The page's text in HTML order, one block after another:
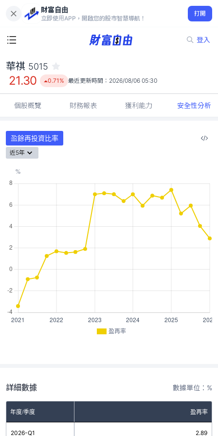
財富自由
立即使用APP，開啟您的股市智慧導航！
打開
登入
21.30
0.71%
華祺 5015
21.30 0.71% 最近更新時間： 2026/08/06 05:30
個股概覽 財務報表 獲利能力 安全性分析
盈餘再投資比率
近5年
盈再率
詳細數據 數據單位：%
年度/季度 盈再率
2026-Q1 2.89